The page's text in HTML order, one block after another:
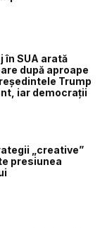
în SUA arată
după aproape
Trump
iar democrații
„creative”
presiunea